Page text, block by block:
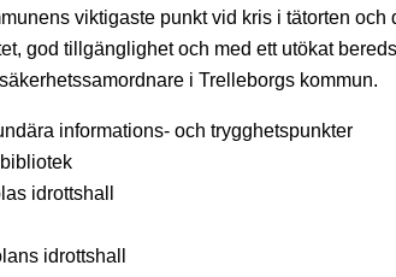
viktigaste punkt vid kris i tätorten
god tillgänglighet och med ett utökat
i Trelleborgs kommun.
informations- och trygghetspunkter
idrottshall
idrottshall